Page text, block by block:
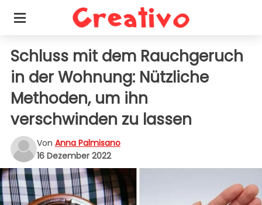
Schluss mit dem Rauchgeruch
in der Wohnung: Nützliche
Methoden, um ihn
verschwinden zu lassen
Von Anna Palmisano
16 Dezember 2022